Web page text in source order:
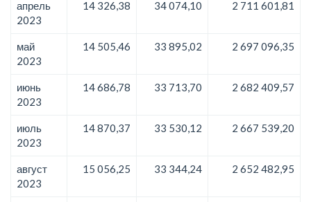
апрель
2023
14 326,38 34 074,10 2 711 601,81
май
2023
14 505,46 33 895,02 2 697 096,35
июнь
2023
14 686,78 33 713,70 2 682 409,57
июль
2023
14 870,37 33 530,12 2 667 539,20
август
2023
15 056,25 33 344,24 2 652 482,95